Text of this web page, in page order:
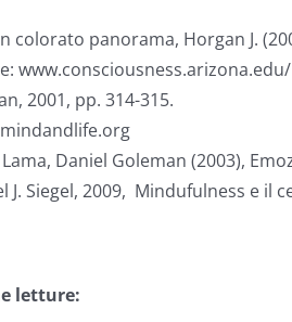
colorato panorama, Horgan J.
www.consciousness.arizona.edu/
2001, pp. 314-315.
Daniel Goleman (2003),
J. Siegel, 2009, Mindufulness e il
letture: